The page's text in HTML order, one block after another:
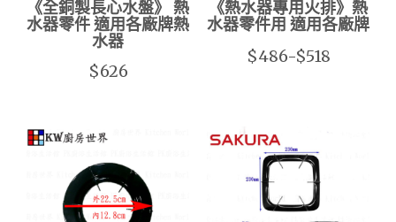
《全銅製長心水盤》 熱
水器零件 適用各廠牌熱
水器
$626
《熱水器專用火排》熱
水器零件用 適用各廠牌
$486-$518